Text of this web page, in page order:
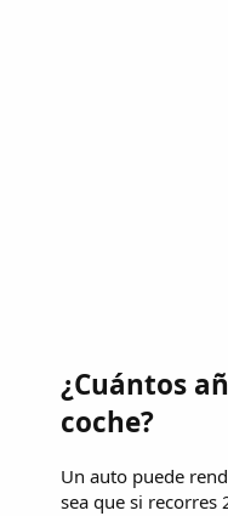
¿Cuántos
coche?
Un auto puede
sea que si recorres